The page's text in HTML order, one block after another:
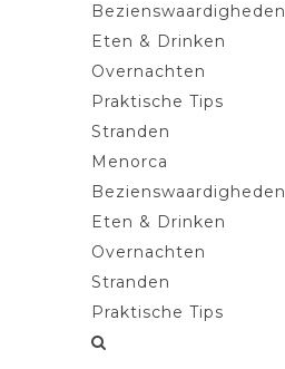
Bezienswaardigheden
Eten & Drinken
Overnachten
Praktische Tips
Stranden
Menorca
Bezienswaardigheden
Eten & Drinken
Overnachten
Stranden
Praktische Tips